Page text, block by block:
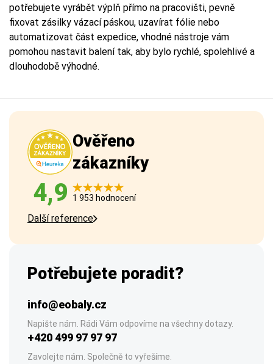
potřebujete vyrábět výplň přímo na pracovišti, pevně
fixovat zásilky vázací páskou, uzavírat fólie nebo
automatizovat část expedice, vhodné nástroje vám
pomohou nastavit balení tak, aby bylo rychlé, spolehlivé a
dlouhodobě výhodné.
Ověřeno
zákazníky
4,9 1 953 hodnocení
Další reference
Potřebujete poradit?
info@eobaly.cz
Napište nám. Rádi Vám odpovíme na všechny dotazy.
+420 499 97 97 97
Zavolejte nám. Společně to vyřešíme.